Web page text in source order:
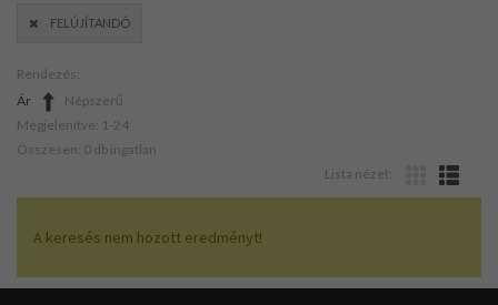
FELÚJÍTANDÓ
Rendezés:
Ár
Népszerű
Megjelenítve: 1-24
Összesen: 0 db ingatlan
Lista nézet:
A keresés nem hozott eredményt!